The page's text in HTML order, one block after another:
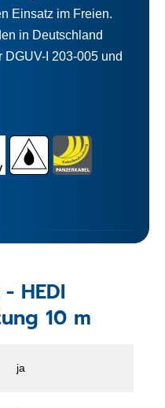
Einsatz im Freien.
in Deutschland
I 203-005 und
HEDI
10 m
ja